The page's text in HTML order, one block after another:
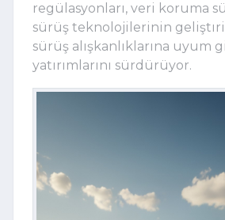
regülasyonları, veri koruma
sürüş teknolojilerinin
sürüş alışkanlıklarına uyum
yatırımlarını sürdürüyor.